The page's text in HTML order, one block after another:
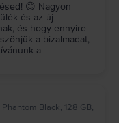
😊 Nagyon
és az új
és hogy ennyire
a bizalmadat,
a
Black, 128 GB,